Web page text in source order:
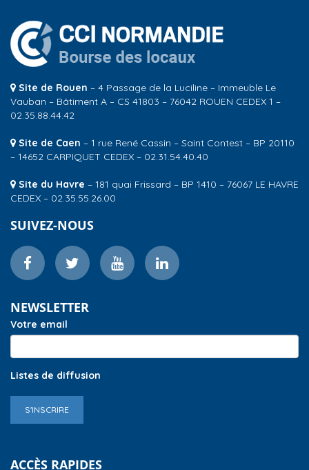
Site de Rouen – 4 Passage de la Luciline – Immeuble Le
Vauban – Bâtiment A – CS 41803 – 76042 ROUEN CEDEX 1 –
02.35.88.44.42
Site de Caen – 1 rue René Cassin – Saint Contest – BP 20110
– 14652 CARPIQUET CEDEX – 02.31.54.40.40
Site du Havre – 181 quai Frissard – BP 1410 – 76067 LE HAVRE
CEDEX – 02.35.55.26.00
SUIVEZ-NOUS
NEWSLETTER
Votre email
Listes de diffusion
S'INSCRIRE
ACCÈS RAPIDES